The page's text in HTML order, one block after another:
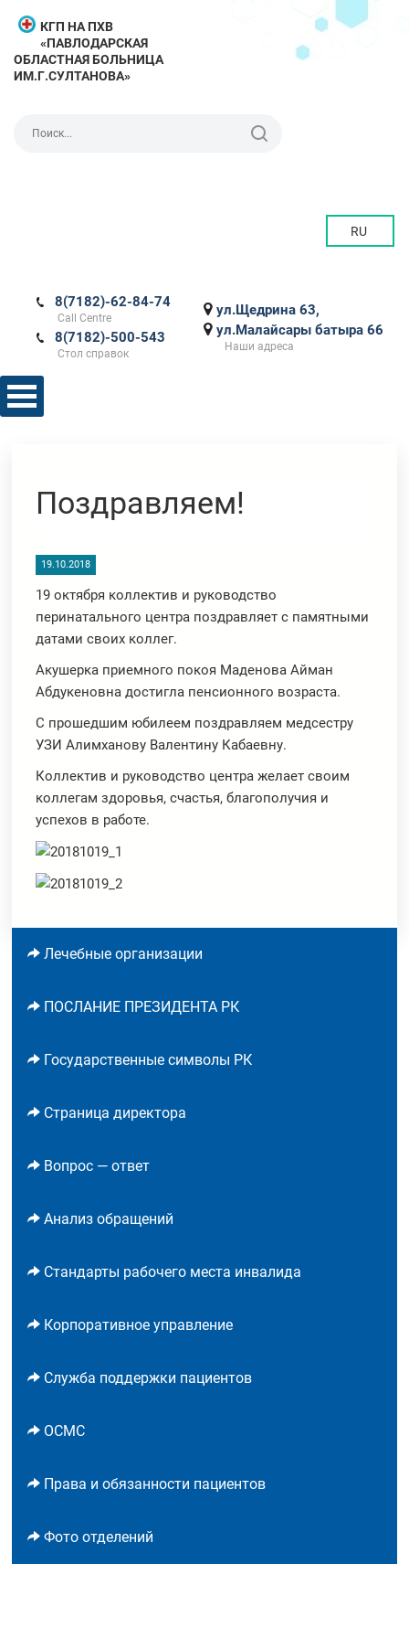
КГП НА ПХВ
«ПАВЛОДАРСКАЯ
ОБЛАСТНАЯ БОЛЬНИЦА
ИМ.Г.СУЛТАНОВА»
RU
ул.Щедрина 63,
ул.Малайсары батыра 66
Наши адреса
8(7182)-62-84-74
Call Centre
8(7182)-500-543
Стол справок
Поздравляем!
19.10.2018
19 октября коллектив и руководство
перинатального центра поздравляет с памятными
датами своих коллег.
Акушерка приемного покоя Маденова Айман
Абдукеновна достигла пенсионного возраста.
С прошедшим юбилеем поздравляем медсестру
УЗИ Алимханову Валентину Кабаевну.
Коллектив и руководство центра желает своим
коллегам здоровья, счастья, благополучия и
успехов в работе.
Лечебные организации
ПОСЛАНИЕ ПРЕЗИДЕНТА РК
Государственные символы РК
Страница директора
Вопрос — ответ
Анализ обращений
Стандарты рабочего места инвалида
Корпоративное управление
Служба поддержки пациентов
ОСМС
Права и обязанности пациентов
Фото отделений